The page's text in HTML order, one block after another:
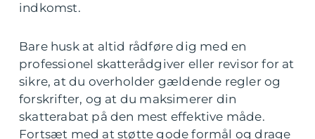
indkomst.
Bare husk at altid rådføre dig med en
professionel skatterådgiver eller revisor for at
sikre, at du overholder gældende regler og
forskrifter, og at du maksimerer din
skatterabat på den mest effektive måde.
Fortsæt med at støtte gode formål og drage